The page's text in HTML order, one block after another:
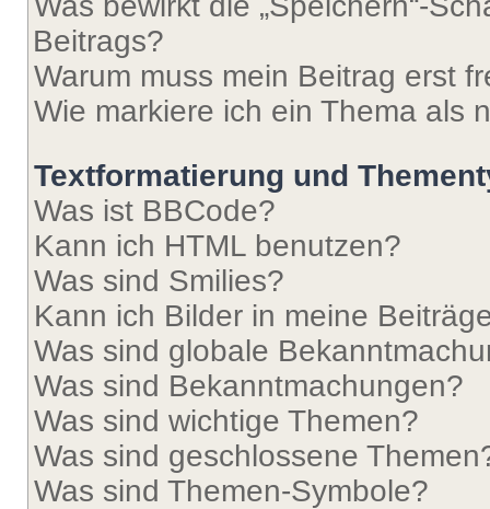
Beitrags?
Warum muss mein Beitrag erst
Wie markiere ich ein Thema als
Textformatierung und
Was ist BBCode?
Kann ich HTML benutzen?
Was sind Smilies?
Kann ich Bilder in meine
Was sind globale
Was sind Bekanntmachungen?
Was sind wichtige Themen?
Was sind geschlossene
Was sind Themen-Symbole?